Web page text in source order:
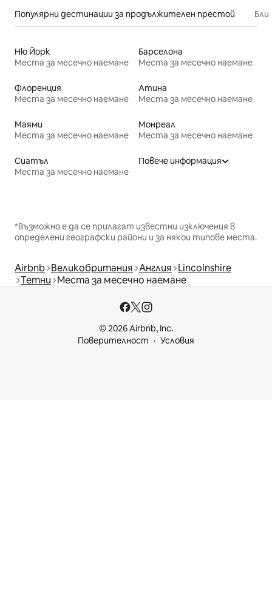
Популярни дестинации за продължителен престой
Ню Йорк
Места за месечно наемане
Барселона
Места за месечно наемане
Флоренция
Места за месечно наемане
Атина
Места за месечно наемане
Маями
Места за месечно наемане
Монреал
Места за месечно наемане
Сиатъл
Места за месечно наемане
Повече информация
*Възможно е да се прилагат известни изключения в
определени географски райони и за някои типове места.
Airbnb Великобритания Англия Lincolnshire
Тетни Места за месечно наемане
© 2026 Airbnb, Inc.
Поверителност
Условия